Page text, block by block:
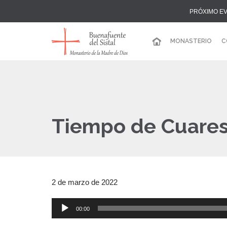
PRÓXIMO
MONASTERIO
Tiempo de
2 de marzo de 2022
00:00